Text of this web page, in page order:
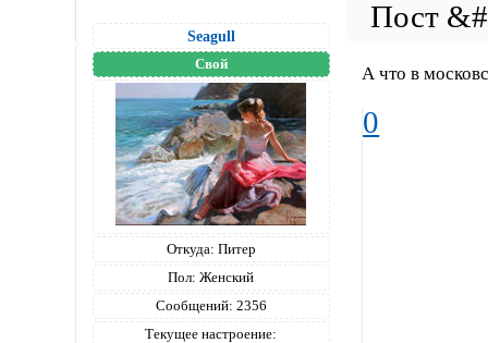
Seagull
Свой
Откуда: Питер
Пол: Женский
Сообщений: 2356
Текущее настроение:
А что в
0